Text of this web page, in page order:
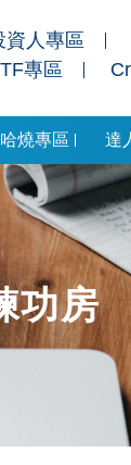
資人專區
專區
燒專區 達
功房